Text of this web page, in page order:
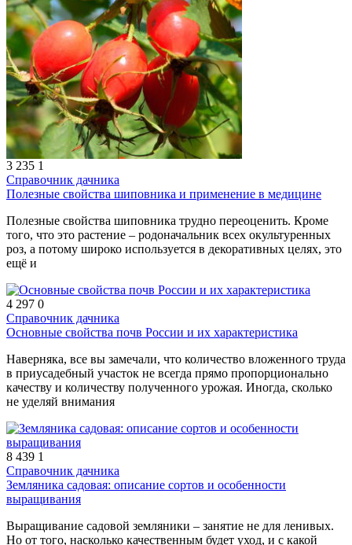
3 235 1
Справочник дачника
Полезные свойства шиповника и применение в медицине
Полезные свойства шиповника трудно переоценить. Кроме
того, что это растение – родоначальник всех окультуренных
роз, а потому широко используется в декоративных целях, это
ещё и
4 297 0
Справочник дачника
Основные свойства почв России и их характеристика
Наверняка, все вы замечали, что количество вложенного труда
в приусадебный участок не всегда прямо пропорционально
качеству и количеству полученного урожая. Иногда, сколько
не уделяй внимания
8 439 1
Справочник дачника
Земляника садовая: описание сортов и особенности
выращивания
Выращивание садовой земляники – занятие не для ленивых.
Но от того, насколько качественным будет уход, и с какой